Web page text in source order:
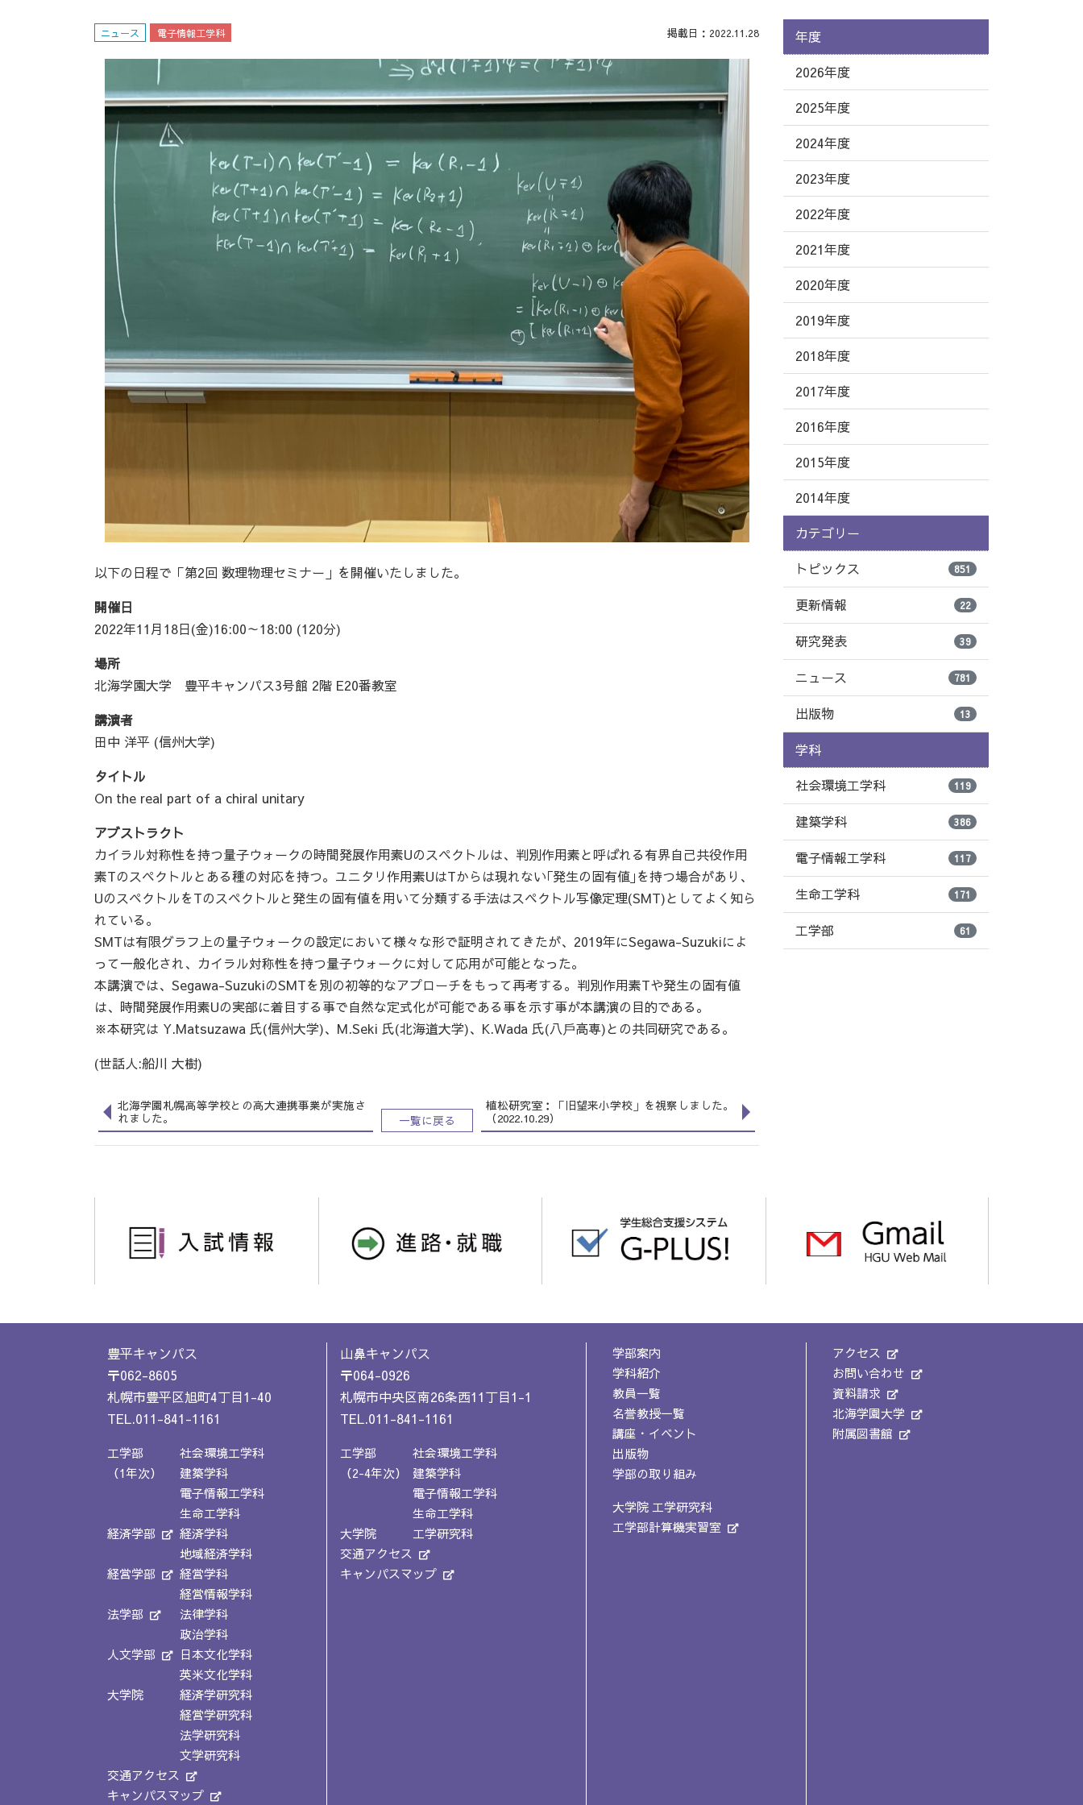
ニュース 電子情報工学科 掲載日：2022.11.28
以下の日程で「第2回 数理物理セミナー」を開催いたしました。
開催日
2022年11月18日(金)16:00～18:00 (120分)
場所
北海学園大学 豊平キャンパス3号館 2階 E20番教室
講演者
田中 洋平 (信州大学)
タイトル
On the real part of a chiral unitary
アブストラクト
カイラル対称性を持つ量子ウォークの時間発展作用素Uのスペクトルは、判別作用素と呼ばれる有界自己共役作用
素Tのスペクトルとある種の対応を持つ。ユニタリ作用素UはTからは現れない｢発生の固有値｣を持つ場合があり、
UのスペクトルをTのスペクトルと発生の固有値を用いて分類する手法はスペクトル写像定理(SMT)としてよく知ら
れている。
SMTは有限グラフ上の量子ウォークの設定において様々な形で証明されてきたが、2019年にSegawa-Suzukiによ
って一般化され、カイラル対称性を持つ量子ウォークに対して応用が可能となった。
本講演では、Segawa-SuzukiのSMTを別の初等的なアプローチをもって再考する。判別作用素Tや発生の固有値
は、時間発展作用素Uの実部に着目する事で自然な定式化が可能である事を示す事が本講演の目的である。
※本研究は Y.Matsuzawa 氏(信州大学)、M.Seki 氏(北海道大学)、K.Wada 氏(八戶高専)との共同研究である。
(世話人:船川 大樹)
北海学園札幌高等学校との高大連携事業が実施さ
れました。
一覧に戻る
植松研究室：「旧望来小学校」を視察しました。
（2022.10.29）
年度
2026年度
2025年度
2024年度
2023年度
2022年度
2021年度
2020年度
2019年度
2018年度
2017年度
2016年度
2015年度
2014年度
カテゴリー
トピックス 851
更新情報 22
研究発表 39
ニュース 781
出版物 13
学科
社会環境工学科 119
建築学科 386
電子情報工学科 117
生命工学科 171
工学部 61
豊平キャンパス
〒062-8605
札幌市豊平区旭町4丁目1-40
TEL.011-841-1161
工学部
（1年次）
社会環境工学科
建築学科
電子情報工学科
生命工学科
経済学部
経済学科
地域経済学科
経営学部
経営学科
経営情報学科
法学部
法律学科
政治学科
人文学部
日本文化学科
英米文化学科
大学院
経済学研究科
経営学研究科
法学研究科
文学研究科
交通アクセス
キャンパスマップ
山鼻キャンパス
〒064-0926
札幌市中央区南26条西11丁目1-1
TEL.011-841-1161
工学部
（2-4年次）
社会環境工学科
建築学科
電子情報工学科
生命工学科
大学院
工学研究科
交通アクセス
キャンパスマップ
学部案内
学科紹介
教員一覧
名誉教授一覧
講座・イベント
出版物
学部の取り組み
大学院 工学研究科
工学部計算機実習室
アクセス
お問い合わせ
資料請求
北海学園大学
附属図書館